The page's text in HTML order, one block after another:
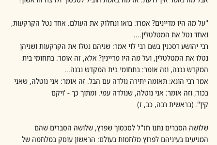
"על מה היו מדיינים? אמרו: בואו ונחלוק את העולם. אחד נטל הקרקעות,
ואחד נטל את המטלטלין....
רבי יהושע דסכנין בשם רבי לוי אמר: שניהם נטלו את הקרקעות ושניהן
נטלו את המטלטלין, ועל מה היו מדיינין? אלא, זה אומר: בתחומי בית
המקדש נבנה, וזה אומר: בתחומי בית המקדש נבנה...
אמר רבי הונא: תאומה יתירה נולדה עם הבל. זה אומר: אני נוטלה, שאני
בכור; וזה אומר: אני נוטלה, שנולדה עמי. ומתוך כך - 'ויקם
קין". (בראשית רבה, כב, ז)
שלושה הסברים נתנו חז"ל לסכסוך שפרץ, שלושה הסברים שהם
המניעים בעיניהם לפרוץ מלחמות בעולם: הראשון עוסק במלחמה של